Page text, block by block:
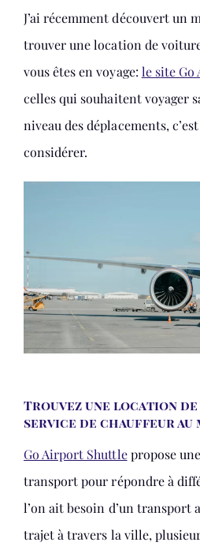
J’ai récemment découvert un
trouver une location de
vous êtes en voyage: le site
celles qui souhaitent voyager
niveau des déplacements,
considérer.
Trouvez une location
service de chauffeur
Go Airport Shuttlepropose
transport pour répondre à
l’on ait besoin d’un transport
trajet à travers la ville,